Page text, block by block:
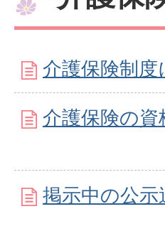
介護保険制度
介護保険の資
掲示中の公示